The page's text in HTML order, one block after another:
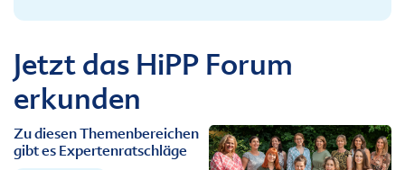
Jetzt das HiPP Forum
erkunden
Zu diesen Themenbereichen
gibt es Expertenratschläge